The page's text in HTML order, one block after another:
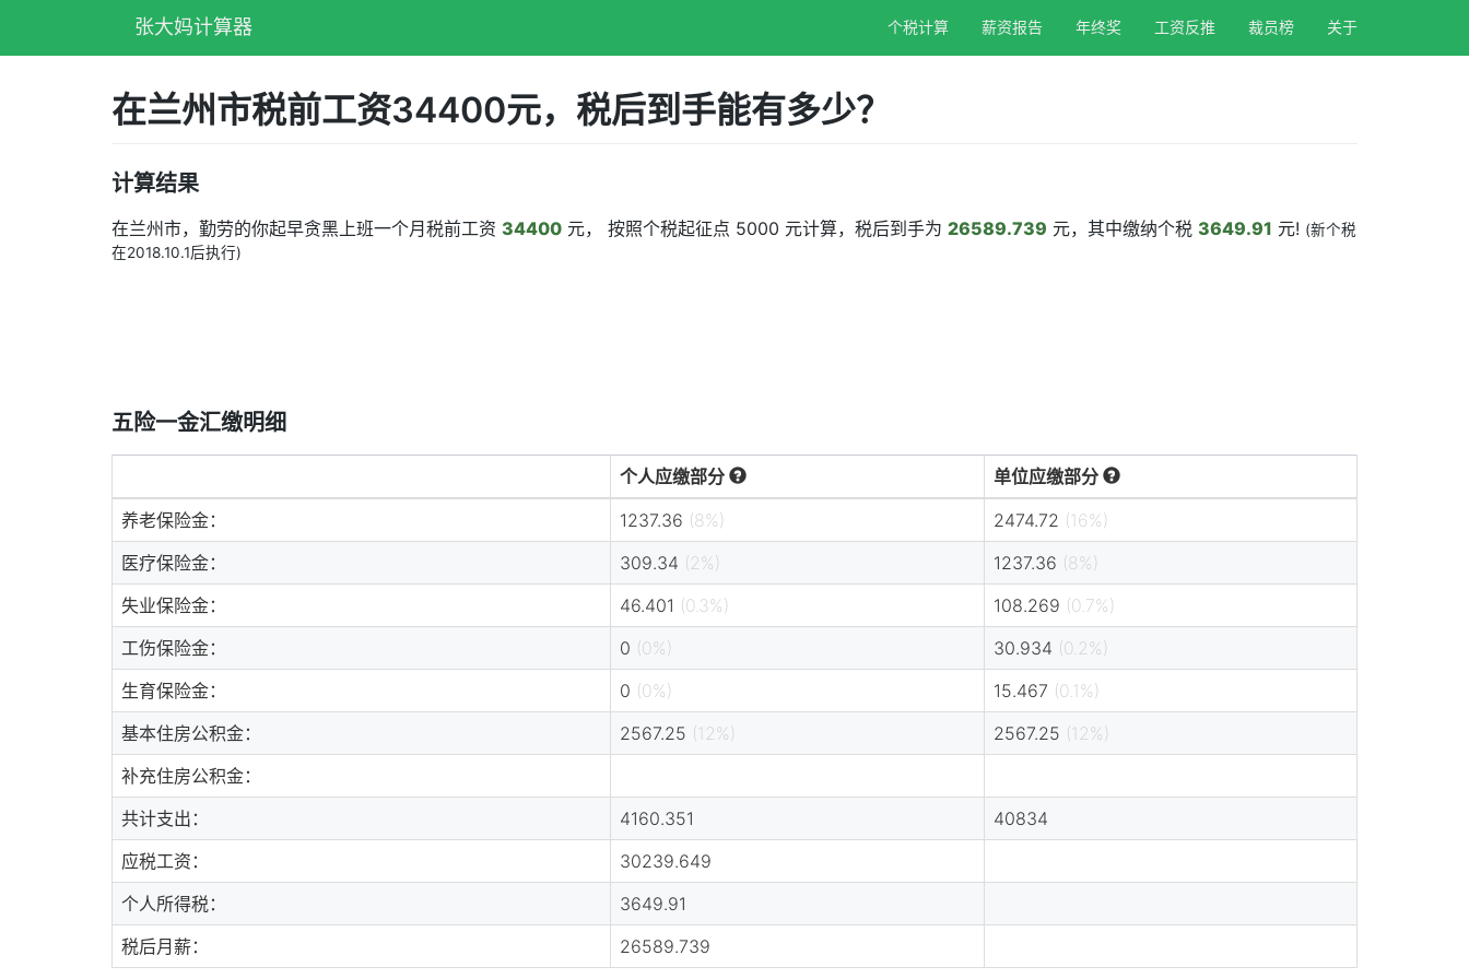
张大妈计算器 个税计算 薪资报告 年终奖 工资反推 裁员榜 关于
在兰州市税前工资34400元，税后到手能有多少？
计算结果
在兰州市，勤劳的你起早贪黑上班一个月税前工资 34400 元， 按照个税起征点 5000 元计算，税后到手为 26589.739 元，其中缴纳个税 3649.91 元! (新个税
在2018.10.1后执行)
五险一金汇缴明细
个人应缴部分
单位应缴部分
养老保险金：
1237.36 (8%) 2474.72 (16%)
医疗保险金：
309.34 (2%) 1237.36 (8%)
失业保险金：
46.401 (0.3%) 108.269 (0.7%)
工伤保险金：
0 (0%) 30.934 (0.2%)
生育保险金：
0 (0%) 15.467 (0.1%)
基本住房公积金：
2567.25 (12%) 2567.25 (12%)
补充住房公积金：
共计支出：
4160.351
40834
应税工资：
30239.649
个人所得税：
3649.91
税后月薪：
26589.739